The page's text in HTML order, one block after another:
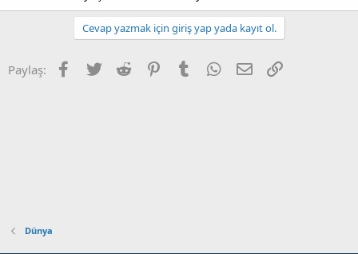
n
i
Cevap yazmak için giriş yap yada kayıt ol.
Paylaş: Facebook
Twitter Reddit PinterestTumblr WhatsApp
E-posta
Dünya